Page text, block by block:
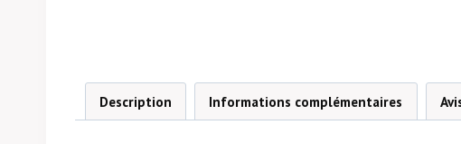
Description Informations complémentaires